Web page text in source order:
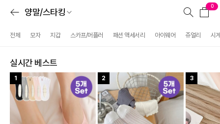
양말/스타킹
0
전체 모자 지갑 스카프/머플러 패션 액세서리 아이웨어 쥬얼리 시
실시간 베스트
1 2 3